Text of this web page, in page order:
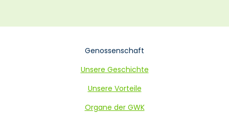
Genossenschaft
Unsere Geschichte
Unsere Vorteile
Organe der GWK